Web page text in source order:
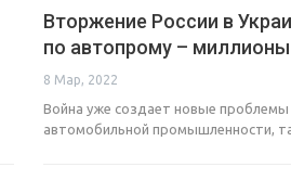
Вторжение России в
по автопрому –
8 Мар, 2022
Война уже создает новые
автомобильной промышленности,